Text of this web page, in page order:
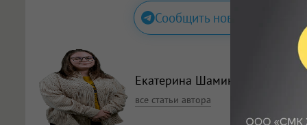
Сообщить новость
Екатерина Шамина ,
все статьи автора